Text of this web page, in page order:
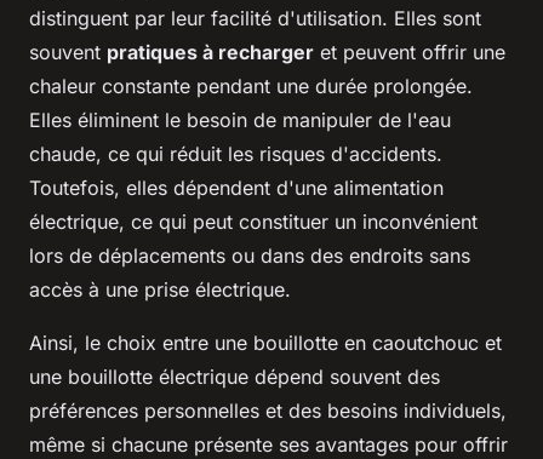
distinguent par leur facilité d'utilisation. Elles sont
souvent pratiques à recharger et peuvent offrir une
chaleur constante pendant une durée prolongée.
Elles éliminent le besoin de manipuler de l'eau
chaude, ce qui réduit les risques d'accidents.
Toutefois, elles dépendent d'une alimentation
électrique, ce qui peut constituer un inconvénient
lors de déplacements ou dans des endroits sans
accès à une prise électrique.
Ainsi, le choix entre une bouillotte en caoutchouc et
une bouillotte électrique dépend souvent des
préférences personnelles et des besoins individuels,
même si chacune présente ses avantages pour offrir